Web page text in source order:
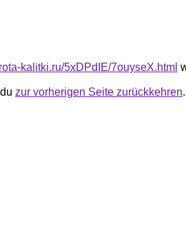
kalitki.ru/5xDPdIE/7ouyseX.html
zur vorherigen Seite zurückkehren.